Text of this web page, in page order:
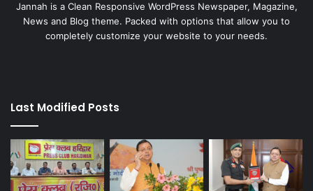
Jannah is a Clean Responsive WordPress Newspaper, Magazine,
News and Blog theme. Packed with options that allow you to
completely customize your website to your needs.
Last Modified Posts